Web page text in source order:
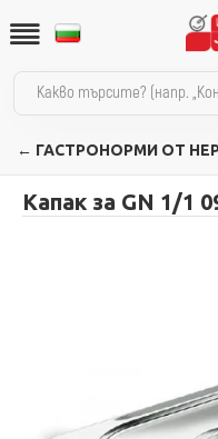
← ГАСТРОНОРМИ ОТ
Капак за GN 1/1